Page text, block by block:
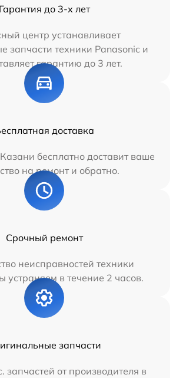
Гарантия до 3-х лет
центр устанавливает
запчасти техники Panasonic и
гарантию до 3 лет.
доставка
бесплатно доставит ваше
на ремонт и обратно.
Срочный ремонт
неисправностей техники
устраняем в течение 2 часов.
запчасти
запчастей от производителя в